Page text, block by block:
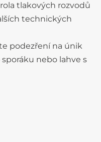
tlakových rozvodů
technických
podezření na únik
nebo lahve s